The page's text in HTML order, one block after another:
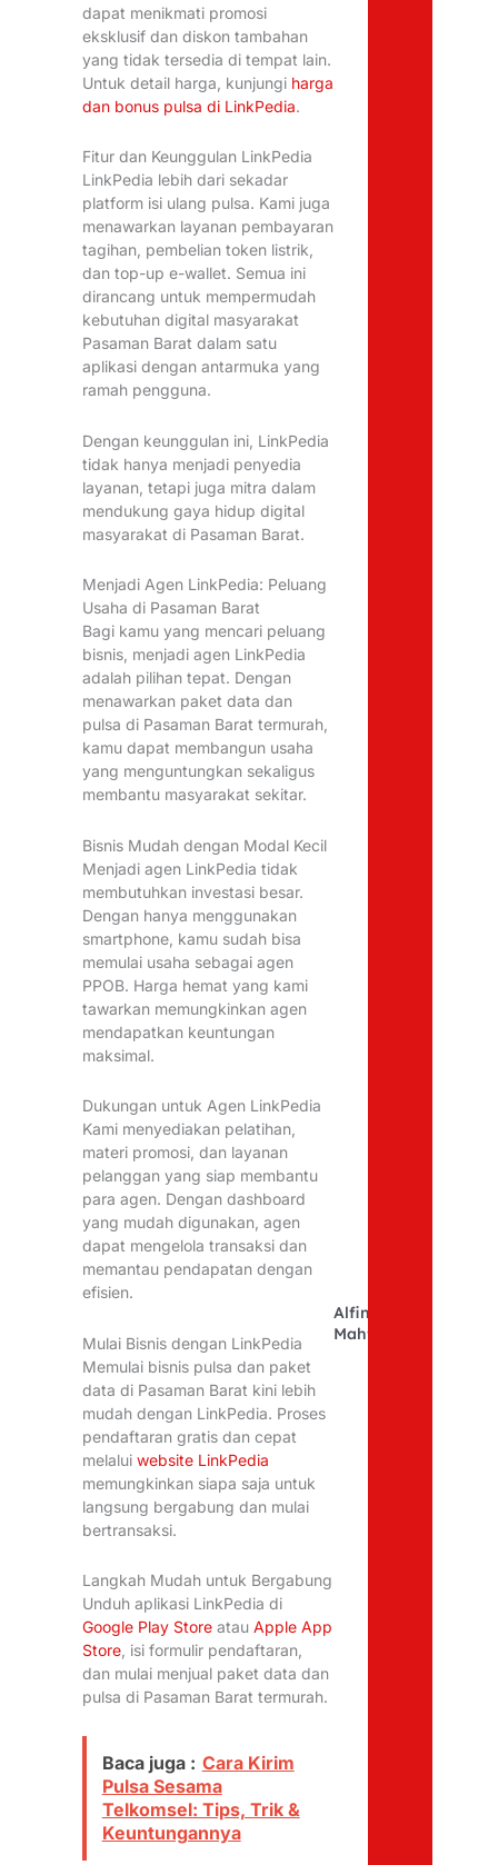
dapat menikmati promosi
eksklusif dan diskon tambahan
yang tidak tersedia di tempat lain.
Untuk detail harga, kunjungi harga
dan bonus pulsa di LinkPedia.
Fitur dan Keunggulan LinkPedia
LinkPedia lebih dari sekadar
platform isi ulang pulsa. Kami juga
menawarkan layanan pembayaran
tagihan, pembelian token listrik,
dan top-up e-wallet. Semua ini
dirancang untuk mempermudah
kebutuhan digital masyarakat
Pasaman Barat dalam satu
aplikasi dengan antarmuka yang
ramah pengguna.
Dengan keunggulan ini, LinkPedia
tidak hanya menjadi penyedia
layanan, tetapi juga mitra dalam
mendukung gaya hidup digital
masyarakat di Pasaman Barat.
Menjadi Agen LinkPedia: Peluang
Usaha di Pasaman Barat
Bagi kamu yang mencari peluang
bisnis, menjadi agen LinkPedia
adalah pilihan tepat. Dengan
menawarkan paket data dan
pulsa di Pasaman Barat termurah,
kamu dapat membangun usaha
yang menguntungkan sekaligus
membantu masyarakat sekitar.
Bisnis Mudah dengan Modal Kecil
Menjadi agen LinkPedia tidak
membutuhkan investasi besar.
Dengan hanya menggunakan
smartphone, kamu sudah bisa
memulai usaha sebagai agen
PPOB. Harga hemat yang kami
tawarkan memungkinkan agen
mendapatkan keuntungan
maksimal.
Dukungan untuk Agen LinkPedia
Kami menyediakan pelatihan,
materi promosi, dan layanan
pelanggan yang siap membantu
para agen. Dengan dashboard
yang mudah digunakan, agen
dapat mengelola transaksi dan
memantau pendapatan dengan
efisien.
Mulai Bisnis dengan LinkPedia
Memulai bisnis pulsa dan paket
data di Pasaman Barat kini lebih
mudah dengan LinkPedia. Proses
pendaftaran gratis dan cepat
melalui website LinkPedia
memungkinkan siapa saja untuk
langsung bergabung dan mulai
bertransaksi.
Langkah Mudah untuk Bergabung
Unduh aplikasi LinkPedia di
Google Play Storeatau Apple App
Store, isi formulir pendaftaran,
dan mulai menjual paket data dan
pulsa di Pasaman Barat termurah.
Baca juga : Cara Kirim
Pulsa Sesama
Telkomsel: Tips, Trik &
Keuntungannya
Alfina
Mahfudhoh